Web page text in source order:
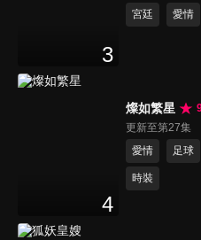
3
宮廷
愛情
4
燦如繁星
更新至第27集
愛情
足球
時裝